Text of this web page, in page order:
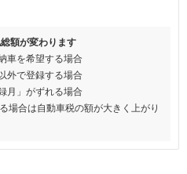
額が変わります
車を希望する場合
外で登録する場合
月」がずれる場合
場合は自動車税の額が大きく上がり